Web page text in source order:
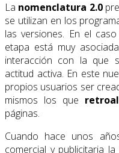
La nomenclatura 2.0
se utilizan en los
las versiones. En el
etapa está muy
interacción con la que
actitud activa. En este
propios usuarios ser
mismos los que
páginas.
Cuando hace unos
comercial y publicitaria